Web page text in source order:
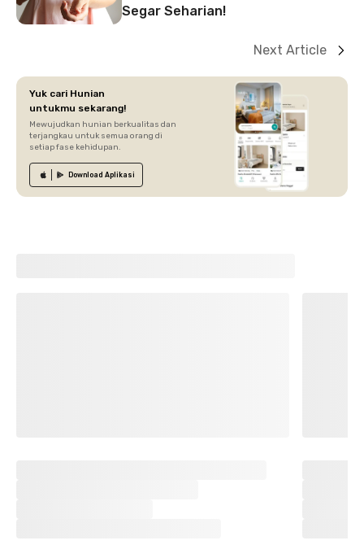
Segar Seharian!
Next Article
Yuk cari Hunian
untukmu sekarang!
Mewujudkan hunian berkualitas dan
terjangkau untuk semua orang di
setiap fase kehidupan.
Download Aplikasi